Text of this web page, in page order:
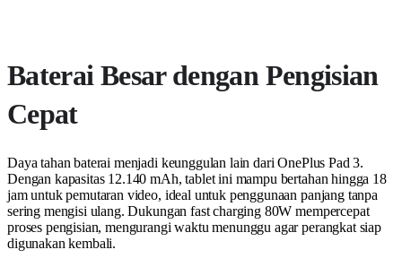
Baterai Besar dengan Pengisian
Cepat
Daya tahan baterai menjadi keunggulan lain dari OnePlus Pad 3.
Dengan kapasitas 12.140 mAh, tablet ini mampu bertahan hingga 18
jam untuk pemutaran video, ideal untuk penggunaan panjang tanpa
sering mengisi ulang. Dukungan fast charging 80W mempercepat
proses pengisian, mengurangi waktu menunggu agar perangkat siap
digunakan kembali.